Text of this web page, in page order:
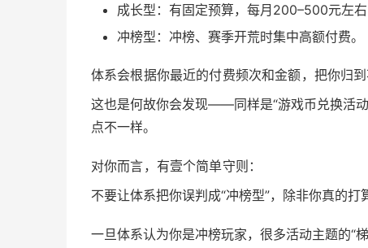
成长型：有固定预算，每月200–500元左
冲榜型：冲榜、赛季开荒时集中高额付费。
体系会根据你最近的付费频次和金额，把你归
这也是何故你会发现——同样是“游戏币兑换活
点不一样。
对你而言，有壹个简单守则：
不要让体系把你误判成“冲榜型”，除非你真的打
一旦体系认为你是冲榜玩家，很多活动主题的“